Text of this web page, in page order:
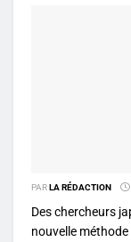
PARLA RÉDACTION
Des chercheurs
nouvelle